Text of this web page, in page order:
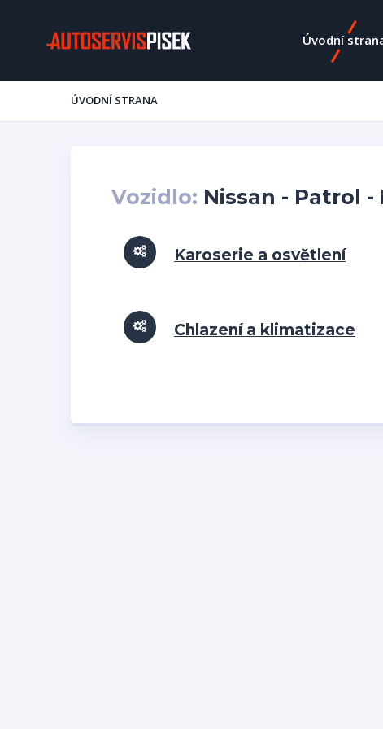
Úvodní
ÚVODNÍ STRANA
Vozidlo: Nissan - Patrol -
Karoserie a osvětlení
Chlazení a klimatizace